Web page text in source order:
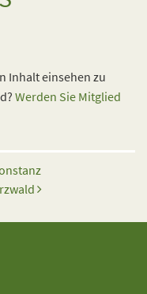
Inhalt einsehen zu
Werden Sie Mitglied